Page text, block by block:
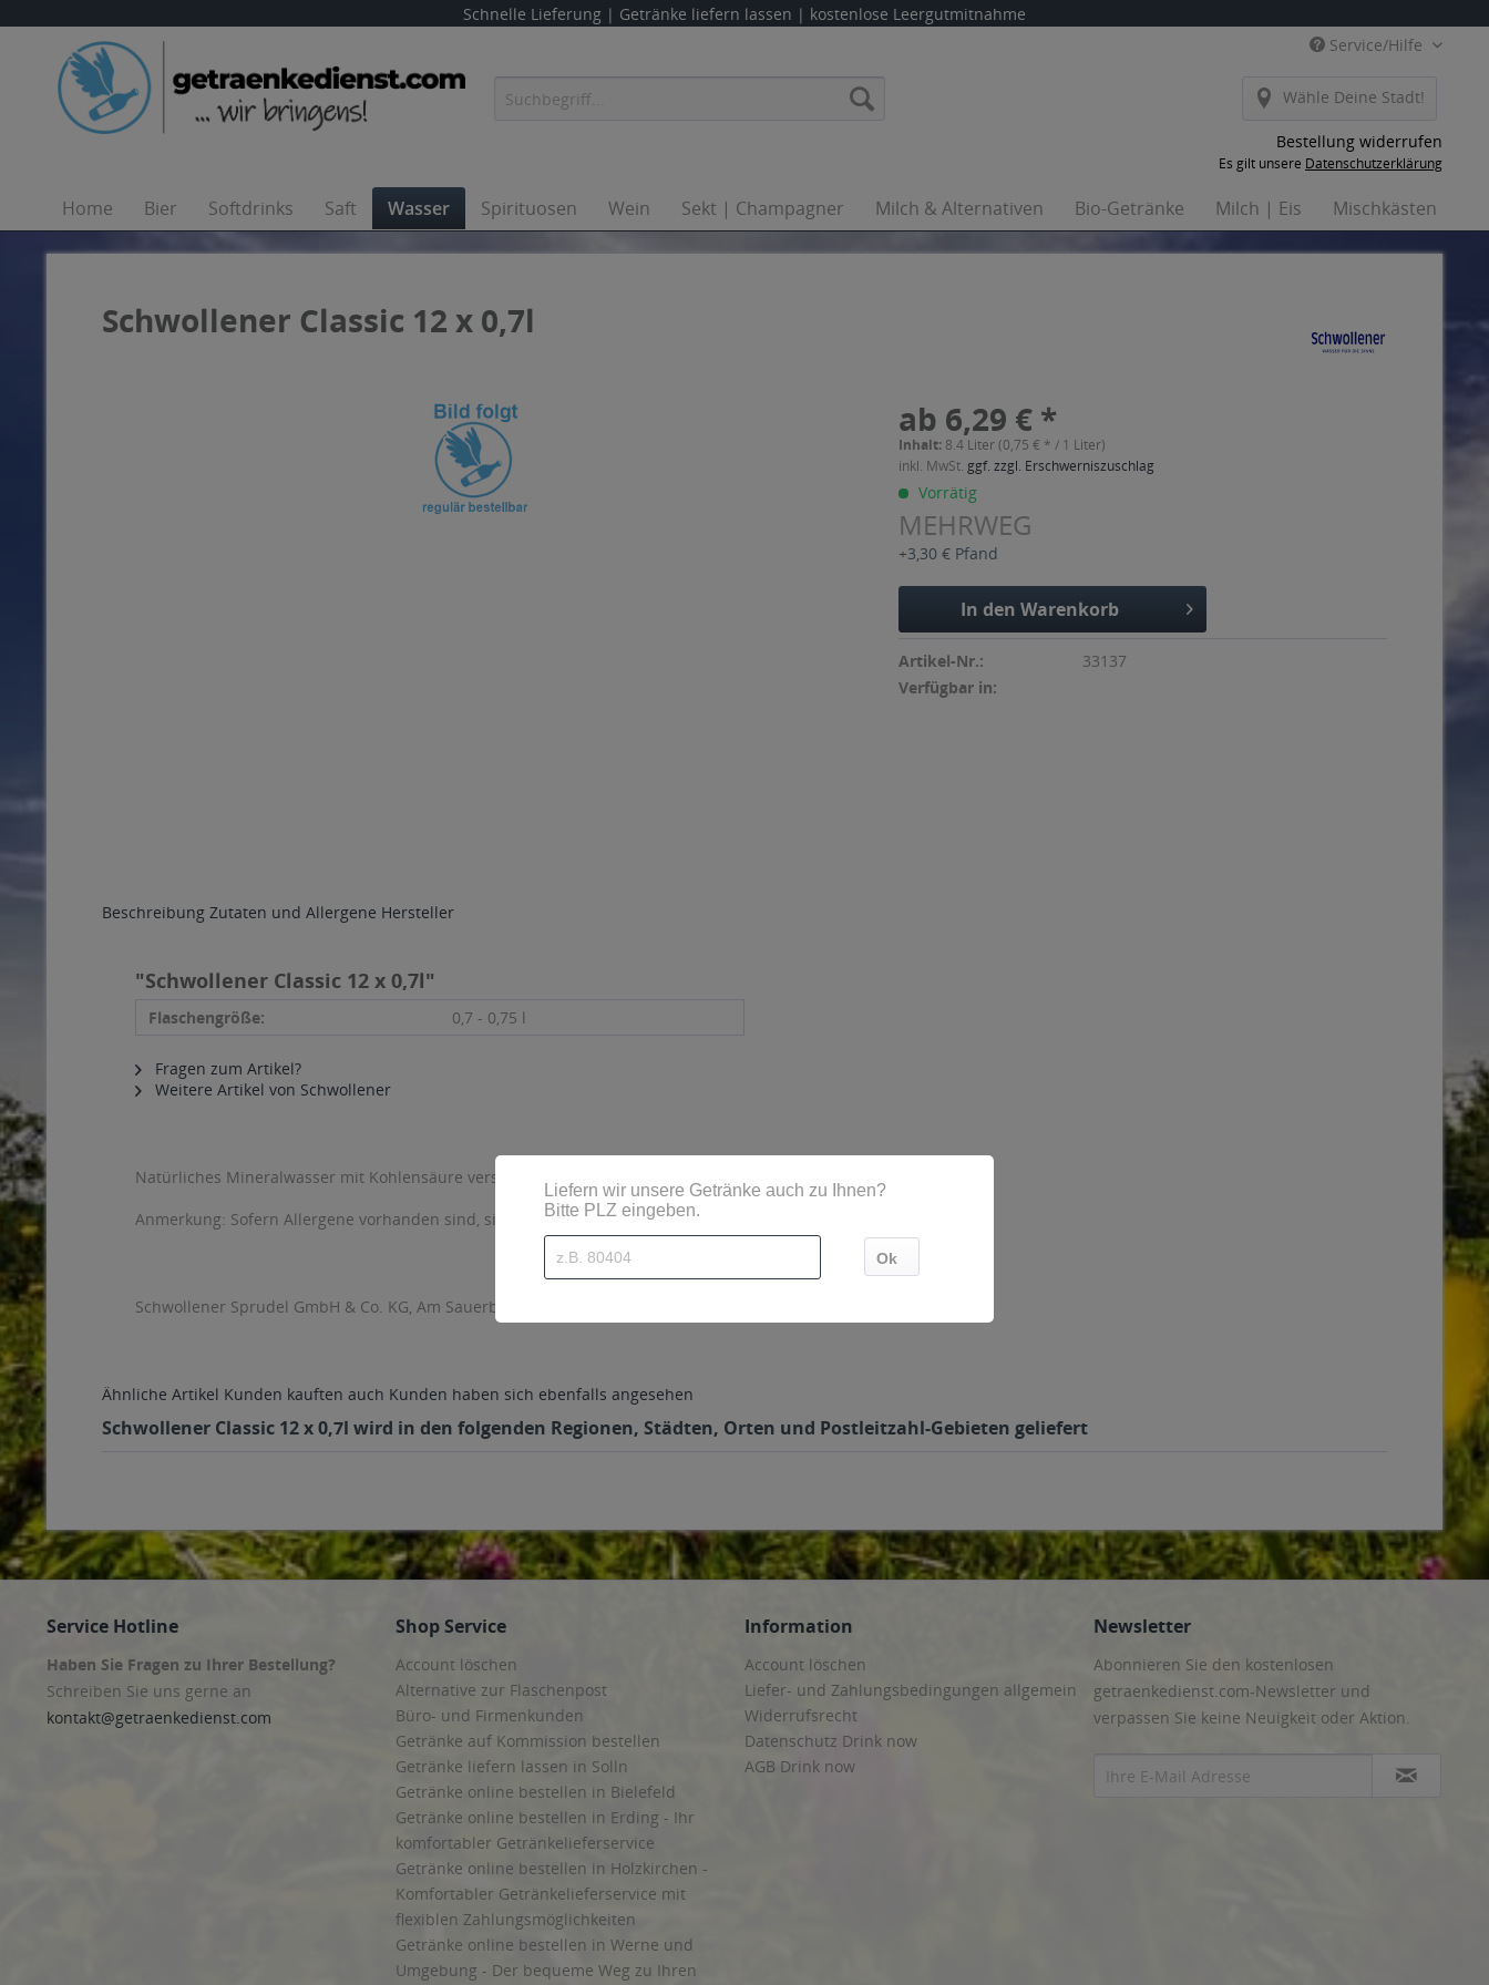
Schnelle Lieferung | Getränke liefern lassen | kostenlose Leergutmitnahme
Service/Hilfe
Wähle Deine Stadt!
Bestellung widerrufen
Es gilt unsere Datenschutzerklärung
Home Bier Softdrinks Saft Wasser Spirituosen Wein Sekt | Champagner Milch & Alternativen Bio-Getränke Milch | Eis Mischkästen
Schwollener Classic 12 x 0,7l
ab 6,29 € *
Inhalt: 8.4 Liter (0,75 € * / 1 Liter)
inkl. MwSt. ggf. zzgl. Erschwerniszuschlag
Vorrätig
MEHRWEG
+3,30 € Pfand
In den Warenkorb
Artikel-Nr.:
33137
Verfügbar in:
Beschreibung Zutaten und Allergene Hersteller
"Schwollener Classic 12 x 0,7l"
Flaschengröße: 0,7 - 0,75 l
Fragen zum Artikel?
Weitere Artikel von Schwollener
Natürliches Mineralwasser mit Kohlensäure versetzt
Anmerkung: Sofern Allergene vorhanden sind, sind diese mittels Großbuchstaben besonders hervorgehoben
Schwollener Sprudel GmbH & Co. KG, Am Sauerbrunnen 21-23 55767 Schwollen
Ähnliche Artikel Kunden kauften auch Kunden haben sich ebenfalls angesehen
Schwollener Classic 12 x 0,7l wird in den folgenden Regionen, Städten, Orten und Postleitzahl-Gebieten geliefert
Service Hotline
Haben Sie Fragen zu Ihrer Bestellung?
Schreiben Sie uns gerne an
kontakt@getraenkedienst.com
Shop Service
Account löschen
Alternative zur Flaschenpost
Büro- und Firmenkunden
Getränke auf Kommission bestellen
Getränke liefern lassen in Solln
Getränke online bestellen in Bielefeld
Getränke online bestellen in Erding - Ihr
komfortabler Getränkelieferservice
Getränke online bestellen in Holzkirchen -
Komfortabler Getränkelieferservice mit
flexiblen Zahlungsmöglichkeiten
Getränke online bestellen in Werne und
Umgebung - Der bequeme Weg zu Ihren
Information
Account löschen
Liefer- und Zahlungsbedingungen allgemein
Widerrufsrecht
Datenschutz Drink now
AGB Drink now
Newsletter
Abonnieren Sie den kostenlosen
getraenkedienst.com-Newsletter und
verpassen Sie keine Neuigkeit oder Aktion.